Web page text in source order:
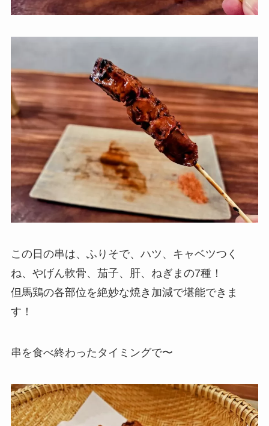
この日の串は、ふりそで、ハツ、キャベツつく
ね、やげん軟骨、茄子、肝、ねぎまの7種！
但馬鶏の各部位を絶妙な焼き加減で堪能できま
す！
串を食べ終わったタイミングで〜